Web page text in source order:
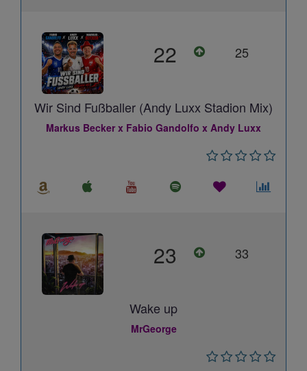
22 25
Wir Sind Fußballer (Andy Luxx Stadion Mix)
Markus Becker x Fabio Gandolfo x Andy Luxx
23 33
Wake up
MrGeorge